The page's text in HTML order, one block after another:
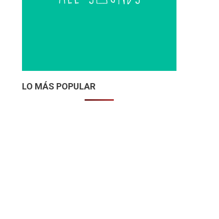
LO MÁS POPULAR